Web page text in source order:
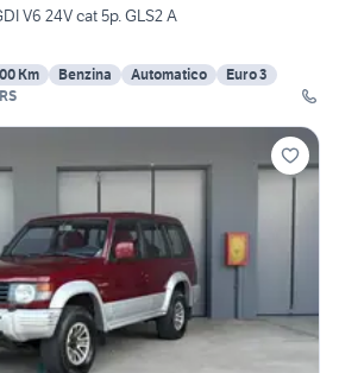
V6 24V cat 5p. GLS2 A
Km Benzina Automatico
Euro 3